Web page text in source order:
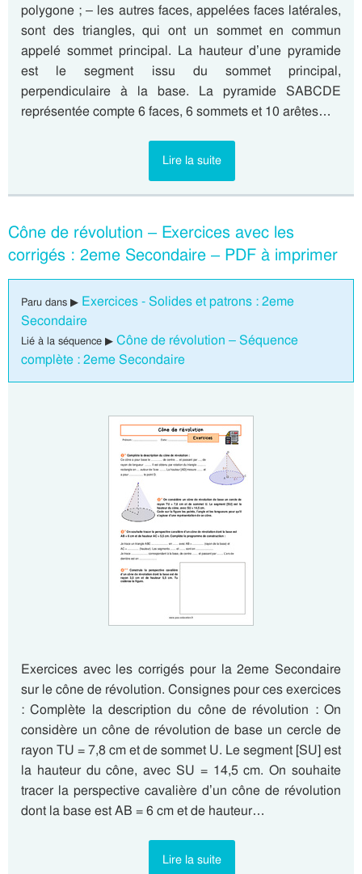
polygone ; – les autres faces, appelées faces latérales,
sont des triangles, qui ont un sommet en commun
appelé sommet principal. La hauteur d’une pyramide
est le segment issu du sommet principal,
perpendiculaire à la base. La pyramide SABCDE
représentée compte 6 faces, 6 sommets et 10 arêtes…
Lire la suite
Cône de révolution – Exercices avec les
corrigés : 2eme Secondaire – PDF à imprimer
Paru dans ▶ Exercices - Solides et patrons : 2eme
Secondaire
Lié à la séquence ▶ Cône de révolution – Séquence
complète : 2eme Secondaire
Exercices avec les corrigés pour la 2eme Secondaire
sur le cône de révolution. Consignes pour ces exercices
: Complète la description du cône de révolution : On
considère un cône de révolution de base un cercle de
rayon TU = 7,8 cm et de sommet U. Le segment [SU] est
la hauteur du cône, avec SU = 14,5 cm. On souhaite
tracer la perspective cavalière d’un cône de révolution
dont la base est AB = 6 cm et de hauteur…
Lire la suite